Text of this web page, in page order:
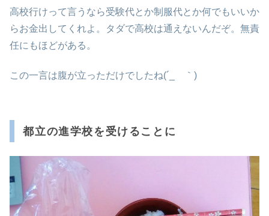
高校行けって言うなら受験代とか制服代とか何でもいいか
らお金出してくれよ。タダで高校は通えないんだぞ。無責
任にもほどがある。
この一言は腹が立っただけでしたね(´_ゝ｀)
都立の進学校を受けることに